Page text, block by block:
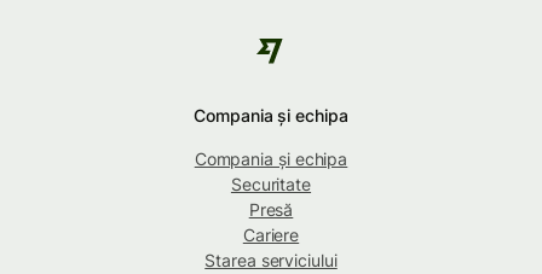
Compania și echipa
Compania și echipa
Securitate
Presă
Cariere
Starea serviciului